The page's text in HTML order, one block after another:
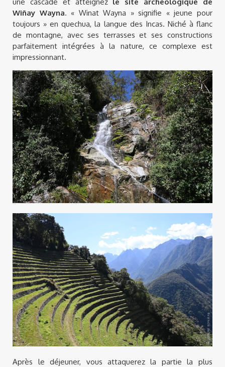
Wiñay Wayna. « Winat Wayna » signifie « jeune pour
toujours » en quechua, la langue des Incas. Niché à flanc
de montagne, avec ses terrasses et ses constructions
parfaitement intégrées à la nature, ce complexe est
impressionnant.
Après le déjeuner, vous attaquerez la partie la plus